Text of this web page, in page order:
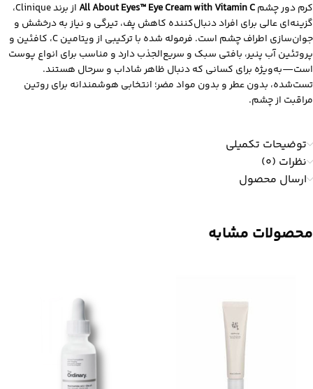
کرم دور چشمAll About Eyes™ Eye Cream with Vitamin C
از برند Clinique،
گزینه‌ای عالی برای افراد دنبال‌کننده کاهش پف، تیرگی و نیاز به درخشش و
جوان‌سازی اطراف چشم است. فرموله شده با ترکیبی از ویتامین C، کافئین و
پروتئین آب پنیر، بافتی سبک و سریع‌الجذب دارد و مناسب برای انواع پوست
است—به‌ویژه برای کسانی که دنبال ظاهر شاداب و سرحال هستند.
تست‌شده، بدون عطر و بدون مواد مضر؛ انتخابی هوشمندانه برای روتین
مراقبت از چشم.
توضیحات تکمیلی
نظرات (0)
ارسال محصول
محصولات مشابه